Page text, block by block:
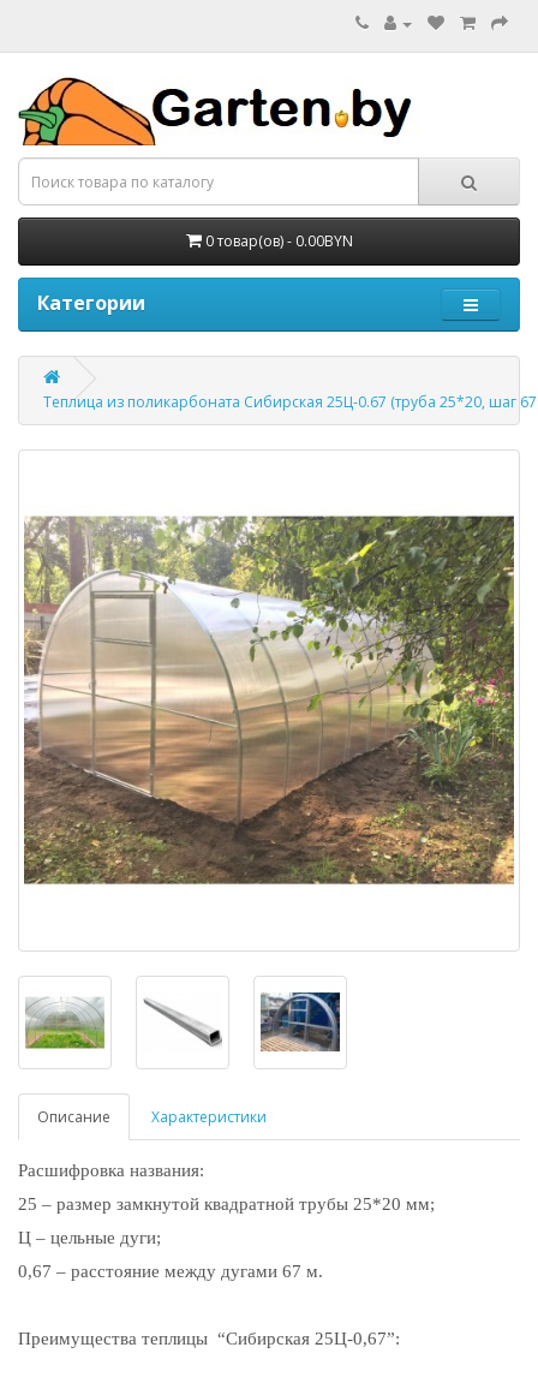
0 товар(ов) - 0.00BYN
Категории
Теплица из поликарбоната Сибирская 25Ц-0.67 (труба 25*20, шаг
Описание Характеристики
Расшифровка названия:
25 – размер замкнутой квадратной трубы 25*20 мм;
Ц – цельные дуги;
0,67 – расстояние между дугами 67 м.
Преимущества теплицы “Сибирская 25Ц-0,67”: